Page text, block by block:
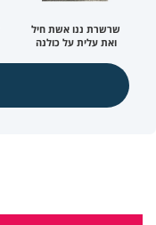
שרשרת ננו אשת חיל
ואת עלית על כולנה